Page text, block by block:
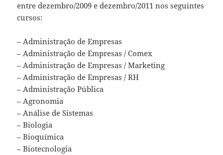
entre dezembro/2009 e dezembro/2011 nos seguintes
cursos:
– Administração de Empresas
– Administração de Empresas / Comex
– Administração de Empresas / Marketing
– Administração de Empresas / RH
– Administração Pública
– Agronomia
– Análise de Sistemas
– Biologia
– Bioquímica
– Biotecnologia